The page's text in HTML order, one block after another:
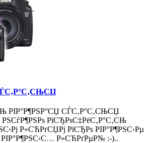
РІР°Р¶РЅР°СЏ СЃС‚Р°С‚СЊСЏ
РїСЂРѕС‡РёС‚Р°С‚СЊ
Р»СЋРґСЏРј РїСЂРѕ РІР°Р¶РЅС‹Рµ
Р»СЋРґРµР№ :-)..